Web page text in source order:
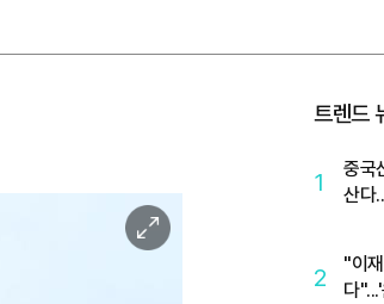
이
미
트렌드
1
중국
산다
2
"이
다